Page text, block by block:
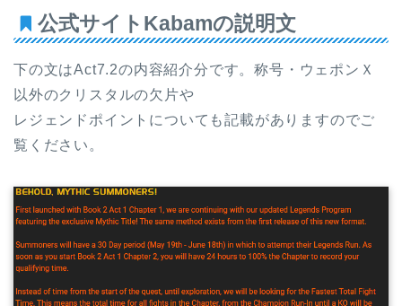
公式サイトKabamの説明文
下の文はAct7.2の内容紹介分です。称号・ウェポンＸ
以外のクリスタルの欠片や
レジェンドポイントについても記載がありますのでご
覧ください。